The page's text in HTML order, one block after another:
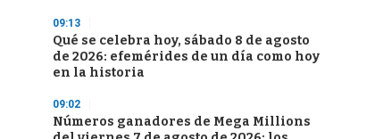
09:13
Qué se celebra hoy, sábado 8 de agosto
de 2026: efemérides de un día como hoy
en la historia
09:02
Números ganadores de Mega Millions